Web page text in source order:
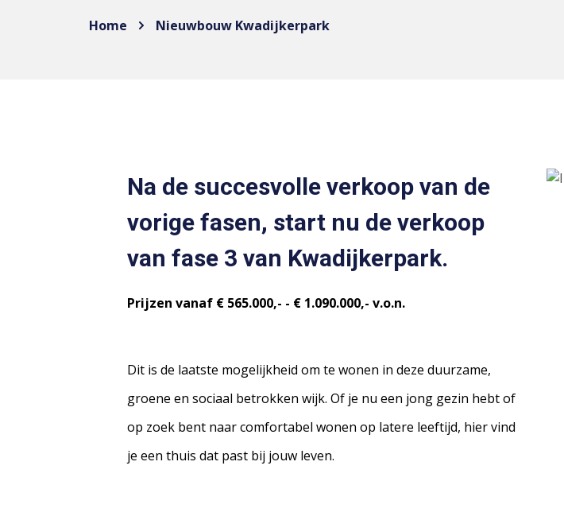
Home Nieuwbouw Kwadijkerpark
Na de succesvolle verkoop van de
vorige fasen, start nu de verkoop
van fase 3 van Kwadijkerpark.
Prijzen vanaf € 565.000,- - € 1.090.000,- v.o.n.
Dit is de laatste mogelijkheid om te wonen in deze duurzame,
groene en sociaal betrokken wijk. Of je nu een jong gezin hebt of
op zoek bent naar comfortabel wonen op latere leeftijd, hier vind
je een thuis dat past bij jouw leven.